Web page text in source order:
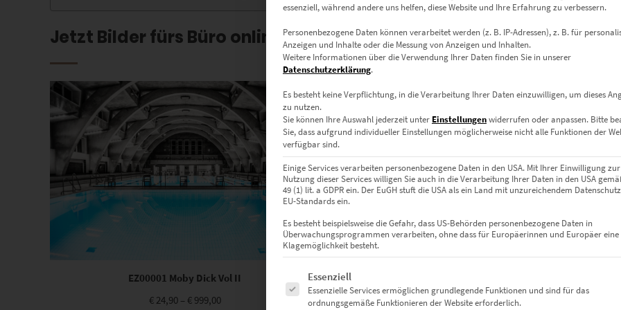
Jetzt Bilder fürs Büro online bestellen
EZ00001 Moby Dick Vol II
€24,90– €999,00
€24,90–€919,00
essenziell, während andere uns helfen, diese Website und Ihre Erfahrung zu verbessern.
Personenbezogene Daten können verarbeitet werden (z. B. IP-Adressen), z. B. für
Anzeigen und Inhalte oder die Messung von Anzeigen und Inhalten.
Weitere Informationen über die Verwendung Ihrer Daten finden Sie in unserer
Datenschutzerklärung.
Es besteht keine Verpflichtung, in die Verarbeitung Ihrer Daten einzuwilligen, um dieses
zu nutzen.
Sie können Ihre Auswahl jederzeit unter Einstellungenwiderrufen oder anpassen. Bitte
Sie, dass aufgrund individueller Einstellungen möglicherweise nicht alle Funktionen der
verfügbar sind.
Einige Services verarbeiten personenbezogene Daten in den USA. Mit Ihrer Einwilligung zur
Nutzung dieser Services willigen Sie auch in die Verarbeitung Ihrer Daten in den USA
49 (1) lit. a GDPR ein. Der EuGH stuft die USA als ein Land mit unzureichendem
EU-Standards ein.
Es besteht beispielsweise die Gefahr, dass US-Behörden personenbezogene Daten in
Überwachungsprogrammen verarbeiten, ohne dass für Europäerinnen und Europäer eine
Klagemöglichkeit besteht.
Es folgt eine Liste der Service-Gruppen, für die eine Einwilligung
Essenziell
Essenzielle Services ermöglichen grundlegende Funktionen und sind für das
ordnungsgemäße Funktionieren der Website erforderlich.